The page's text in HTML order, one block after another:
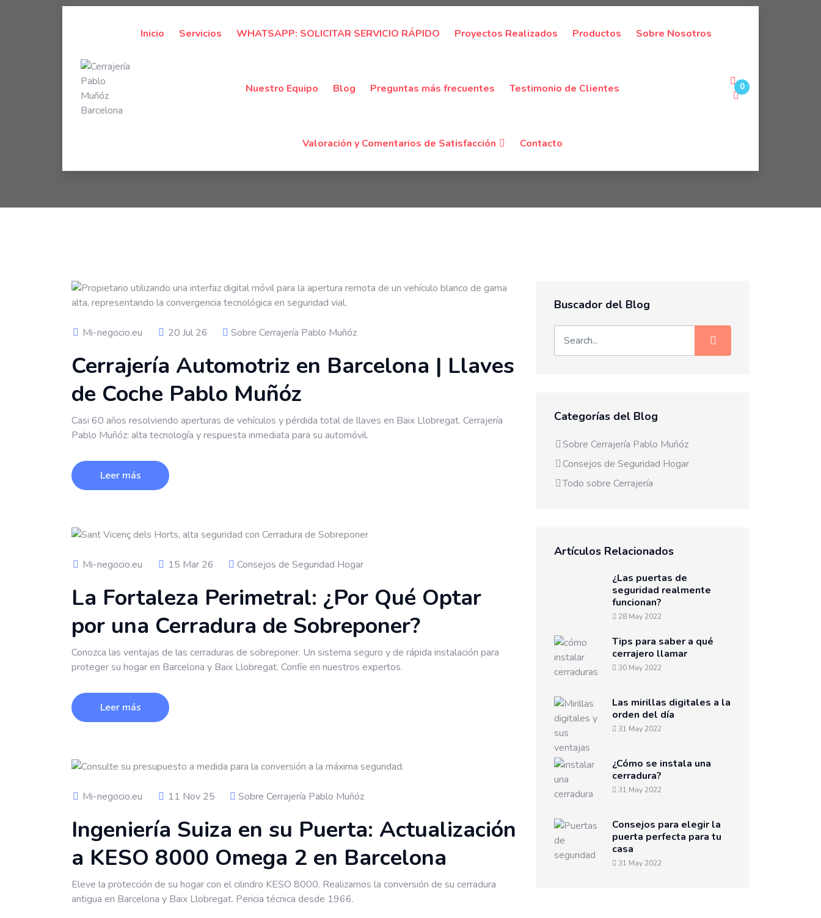
Inicio Servicios WHATSAPP: SOLICITAR SERVICIO RÁPIDO Proyectos Realizados Productos Sobre Nosotros
Nuestro Equipo Blog Preguntas más frecuentes Testimonio de Clientes
Valoración y Comentarios de Satisfacción Contacto
0
Tags: Barcelona
Mi-negocio.eu 20 Jul 26 Sobre Cerrajería Pablo Muñóz
Cerrajería Automotriz en Barcelona | Llaves
de Coche Pablo Muñóz
Casi 60 años resolviendo aperturas de vehículos y pérdida total de llaves en Baix Llobregat. Cerrajería
Pablo Muñóz: alta tecnología y respuesta inmediata para su automóvil.
Leer más
Mi-negocio.eu 15 Mar 26 Consejos de Seguridad Hogar
La Fortaleza Perimetral: ¿Por Qué Optar
por una Cerradura de Sobreponer?
Conozca las ventajas de las cerraduras de sobreponer. Un sistema seguro y de rápida instalación para
proteger su hogar en Barcelona y Baix Llobregat. Confíe en nuestros expertos.
Leer más
Mi-negocio.eu 11 Nov 25 Sobre Cerrajería Pablo Muñóz
Ingeniería Suiza en su Puerta: Actualización
a KESO 8000 Omega 2 en Barcelona
Eleve la protección de su hogar con el cilindro KESO 8000. Realizamos la conversión de su cerradura
antigua en Barcelona y Baix Llobregat. Pericia técnica desde 1966.
Buscador del Blog
Categorías del Blog
Sobre Cerrajería Pablo Muñóz
Consejos de Seguridad Hogar
Todo sobre Cerrajería
Artículos Relacionados
¿Las puertas de
seguridad realmente
funcionan?
28 May 2022
Tips para saber a qué
cerrajero llamar
30 May 2022
Las mirillas digitales a la
orden del día
31 May 2022
¿Cómo se instala una
cerradura?
31 May 2022
Consejos para elegir la
puerta perfecta para tu
casa
31 May 2022